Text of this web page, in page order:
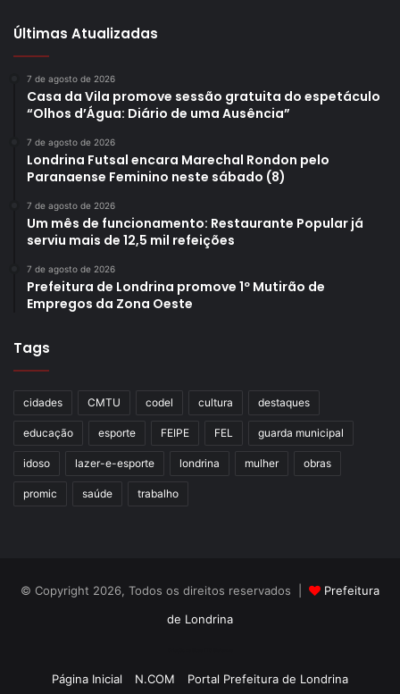
Últimas Atualizadas
7 de agosto de 2026
Casa da Vila promove sessão gratuita do espetáculo
“Olhos d’Água: Diário de uma Ausência”
7 de agosto de 2026
Londrina Futsal encara Marechal Rondon pelo
Paranaense Feminino neste sábado (8)
7 de agosto de 2026
Um mês de funcionamento: Restaurante Popular já
serviu mais de 12,5 mil refeições
7 de agosto de 2026
Prefeitura de Londrina promove 1º Mutirão de
Empregos da Zona Oeste
Tags
cidades CMTU codel cultura destaques
educação esporte FEIPE FEL guarda municipal
idoso lazer-e-esporte londrina mulher obras
promic saúde trabalho
© Copyright 2026, Todos os direitos reservados |
Prefeitura
de Londrina
Página Inicial N.COM Portal Prefeitura de Londrina